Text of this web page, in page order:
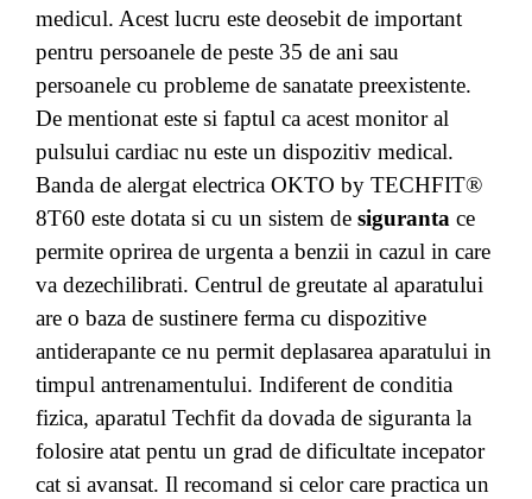
medicul. Acest lucru este deosebit de important
pentru persoanele de peste 35 de ani sau
persoanele cu probleme de sanatate preexistente.
De mentionat este si faptul ca acest monitor al
pulsului cardiac nu este un dispozitiv medical.
Banda de alergat electrica OKTO by TECHFIT®
8T60 este dotata si cu un sistem de siguranta ce
permite oprirea de urgenta a benzii in cazul in care
va dezechilibrati. Centrul de greutate al aparatului
are o baza de sustinere ferma cu dispozitive
antiderapante ce nu permit deplasarea aparatului in
timpul antrenamentului. Indiferent de conditia
fizica, aparatul Techfit da dovada de siguranta la
folosire atat pentu un grad de dificultate incepator
cat si avansat. Il recomand si celor care practica un